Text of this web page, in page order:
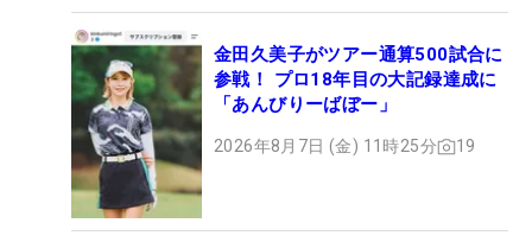
金田久美子がツアー通算500試合に
参戦！ プロ18年目の大記録達成に
「あんびりーばぼー」
2026年8月7日 (金) 11時25分 19